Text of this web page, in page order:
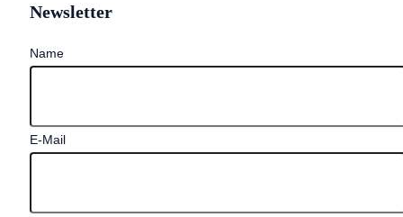
Newsletter
Name
E-Mail